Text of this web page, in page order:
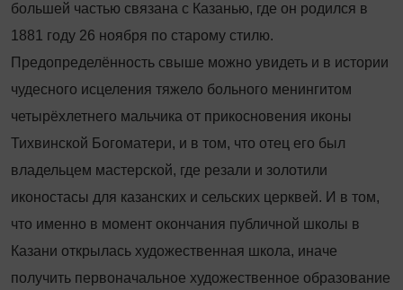
большей частью связана с Казанью, где он родился в
1881 году 26 ноября по старому стилю.
Предопределённость свыше можно увидеть и в истории
чудесного исцеления тяжело больного менингитом
четырёхлетнего мальчика от прикосновения иконы
Тихвинской Богоматери, и в том, что отец его был
владельцем мастерской, где резали и золотили
иконостасы для казанских и сельских церквей. И в том,
что именно в момент окончания публичной школы в
Казани открылась художественная школа, иначе
получить первоначальное художественное образование